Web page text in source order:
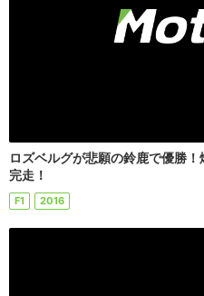
ロズベルグが悲願の鈴鹿で優勝
完走！
F1 2016